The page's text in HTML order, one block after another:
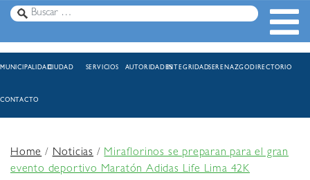
MUNICIPALIDADCIUDAD SERVICIOS AUTORIDADESINTEGRIDADSERENAZGODIRECTORIO
CONTACTO
Home/Noticias /Miraflorinos se preparan para el gran
evento deportivo Maratón Adidas Life Lima 42K